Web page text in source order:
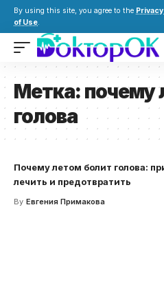
By using this site, you agree to the
of Use.
Метка: почему
голова
Почему летом болит голова:
лечить и предотвратить
By Евгения Примакова